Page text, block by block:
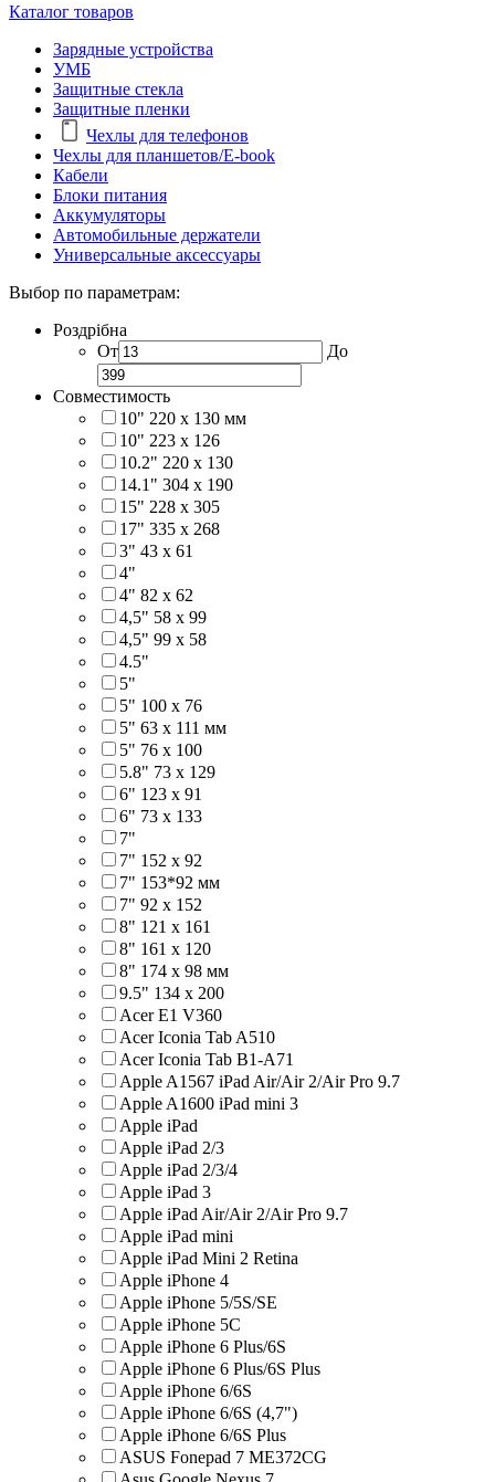
Каталог товаров
Зарядные устройства
УМБ
Защитные стекла
Защитные пленки
Чехлы для телефонов
Чехлы для планшетов/E-book
Кабели
Блоки питания
Аккумуляторы
Автомобильные держатели
Универсальные аксессуары
Выбор по параметрам:
Роздрібна
От
До
Совместимость
10" 220 x 130 мм
10" 223 x 126
10.2" 220 x 130
14.1" 304 х 190
15" 228 x 305
17" 335 х 268
3" 43 x 61
4"
4" 82 x 62
4,5" 58 х 99
4,5" 99 x 58
4.5"
5"
5" 100 x 76
5" 63 x 111 мм
5" 76 х 100
5.8" 73 x 129
6" 123 х 91
6" 73 х 133
7"
7" 152 x 92
7" 153*92 мм
7" 92 х 152
8" 121 х 161
8" 161 х 120
8" 174 x 98 мм
9.5" 134 x 200
Acer E1 V360
Acer Iconia Tab A510
Acer Iconia Tab B1-A71
Apple A1567 iPad Air/Air 2/Air Pro 9.7
Apple A1600 iPad mini 3
Apple iPad
Apple iPad 2/3
Apple iPad 2/3/4
Apple iPad 3
Apple iPad Air/Air 2/Air Pro 9.7
Apple iPad mini
Apple iPad Mini 2 Retina
Apple iPhone 4
Apple iPhone 5/5S/SE
Apple iPhone 5C
Apple iPhone 6 Plus/6S
Apple iPhone 6 Plus/6S Plus
Apple iPhone 6/6S
Apple iPhone 6/6S (4,7")
Apple iPhone 6/6S Plus
ASUS Fonepad 7 ME372CG